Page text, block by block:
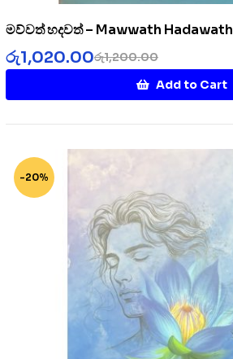
මව්වත් හදවත් – Mawwath Hadawath
රු1,200.00
රු1,020.00
Add to Cart
-20%